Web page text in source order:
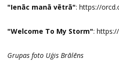
"Ienāc manā vētrā": https://
"Welcome To My Storm":
Grupas foto Uģis Brālēns